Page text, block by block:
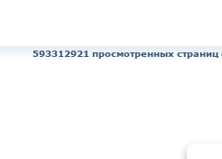
593312921 просмотренных